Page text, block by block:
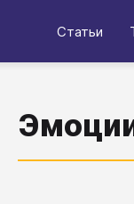
Статьи